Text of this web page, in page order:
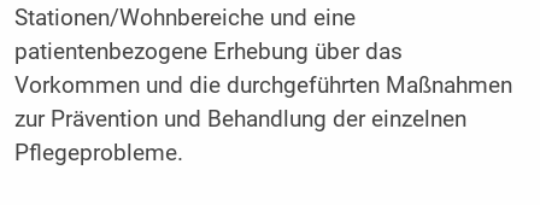
Stationen/Wohnbereiche und eine
patientenbezogene Erhebung über das
Vorkommen und die durchgeführten Maßnahmen
zur Prävention und Behandlung der einzelnen
Pflegeprobleme.